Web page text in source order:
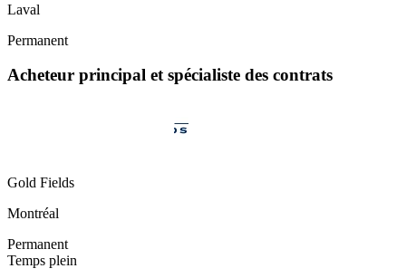
Laval
Permanent
Acheteur principal et spécialiste des contrats
Gold Fields
Montréal
Permanent
Temps plein